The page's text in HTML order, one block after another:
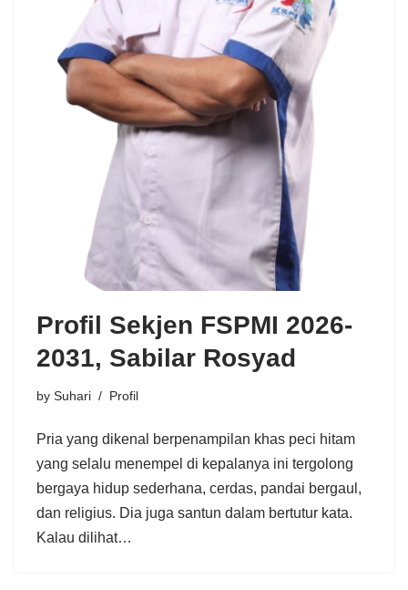
Profil Sekjen FSPMI 2026-
2031, Sabilar Rosyad
by Suhari Profil
Pria yang dikenal berpenampilan khas peci hitam
yang selalu menempel di kepalanya ini tergolong
bergaya hidup sederhana, cerdas, pandai bergaul,
dan religius. Dia juga santun dalam bertutur kata.
Kalau dilihat…